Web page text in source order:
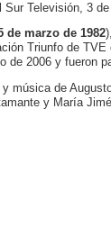
Televisión, 3
de marzo de 1982
Triunfo de TVE
2006 y fueron
música de
y María